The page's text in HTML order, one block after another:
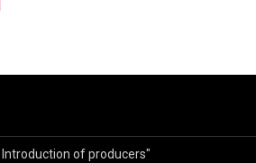
Introduction of producers"